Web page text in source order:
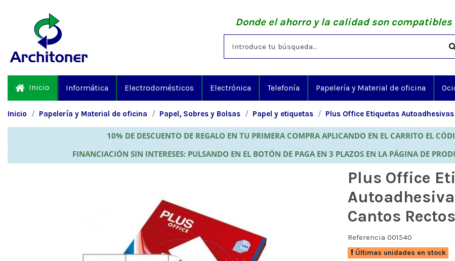
Donde el ahorro y la calidad son compatibles
Inicio Informática Electrodomésticos Electrónica Telefonía Papelería y Material de oficina
Inicio Papelería y Material de oficina Papel, Sobres y Bolsas Papel y etiquetas Plus Office Etiquetas
10% DE DESCUENTO DE REGALO EN TU PRIMERA COMPRA APLICANDO EN EL CARRITO EL
FINANCIACIÓN SIN INTERESES: PULSANDO EN EL BOTÓN DE PAGA EN 3 PLAZOS EN LA PÁGINA DE
Plus Office
Cantos
Referencia 001540
Últimas unidades en stock